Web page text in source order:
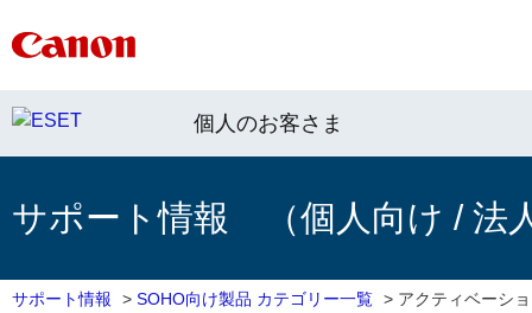
個人のお客さま
サポート情報 （個人向け / 法
サポート情報 > SOHO向け製品 カテゴリー一覧 > アクティベーシ